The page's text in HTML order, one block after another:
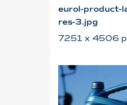
eurol-product-
res-3.jpg
7251 x 4506